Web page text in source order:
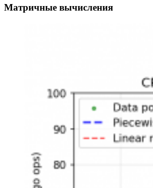
Матричные вычисления